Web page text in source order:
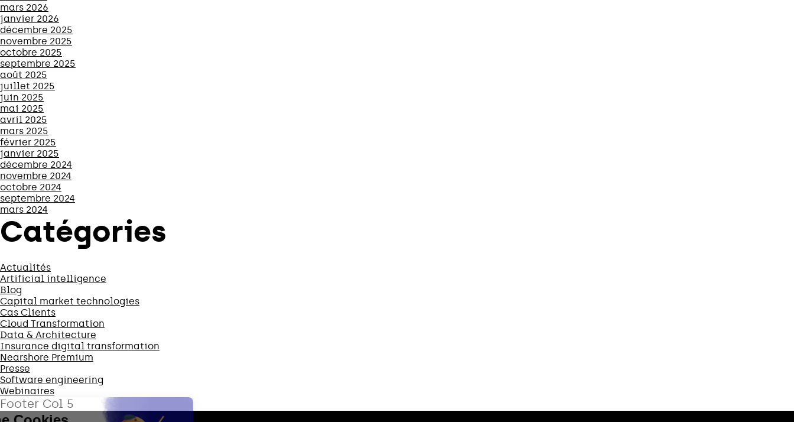
mars 2026
janvier 2026
décembre 2025
novembre 2025
octobre 2025
septembre 2025
août 2025
juillet 2025
juin 2025
mai 2025
avril 2025
mars 2025
février 2025
janvier 2025
décembre 2024
novembre 2024
octobre 2024
septembre 2024
mars 2024
Catégories
Actualités
Artificial intelligence
Blog
Capital market technologies
Cas Clients
Cloud Transformation
Data & Architecture
Insurance digital transformation
Nearshore Premium
Presse
Software engineering
Webinaires
Footer Col 5